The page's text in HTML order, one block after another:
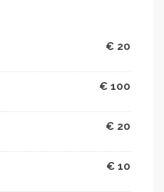
€ 20
€ 100
€ 20
€ 10